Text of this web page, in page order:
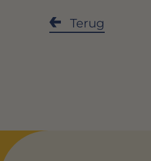
Terug